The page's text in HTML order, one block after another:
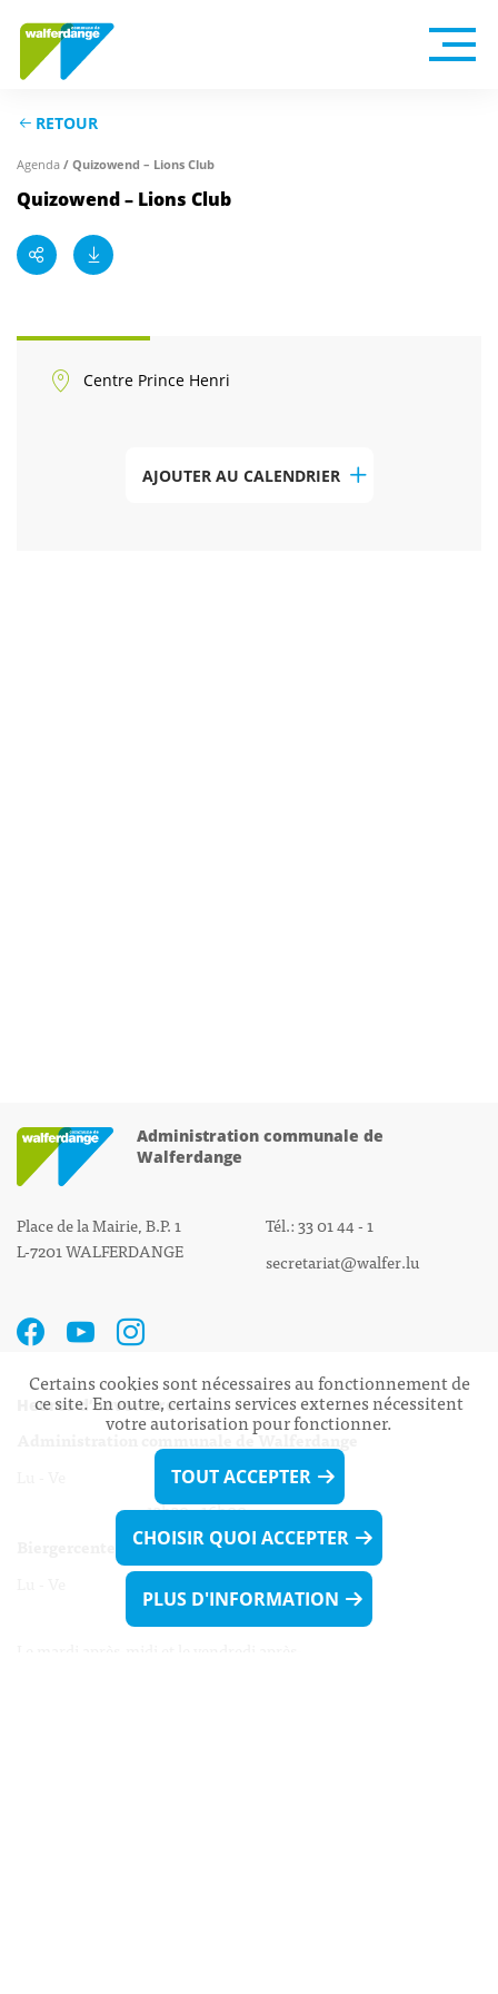
RETOUR
Agenda / Quizowend – Lions Club
Quizowend – Lions Club
Centre Prince Henri
AJOUTER AU CALENDRIER
Administration communale de
Walferdange
Place de la Mairie, B.P. 1
L-7201 WALFERDANGE
Tél.: 33 01 44 - 1
secretariat@walfer.lu
Heures d’ouverture:
Administration communale de Walferdange
Lu - Ve 08h00 - 11h30
13h30 - 16h00
Lu - Ve 08h00 - 11h30
13h30 - 16h00
Certains cookies sont nécessaires au fonctionnement de
ce site. En outre, certains services externes nécessitent
votre autorisation pour fonctionner.
TOUT ACCEPTER
CHOISIR QUOI ACCEPTER
PLUS D'INFORMATION